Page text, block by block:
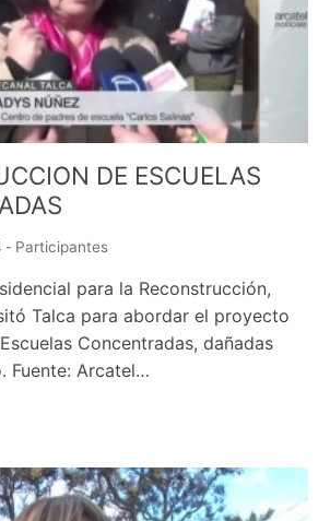
DE ESCUELAS
- Participantes
para la Reconstrucción,
Talca para abordar el proyecto
Concentradas, dañadas
Fuente: Arcatel…